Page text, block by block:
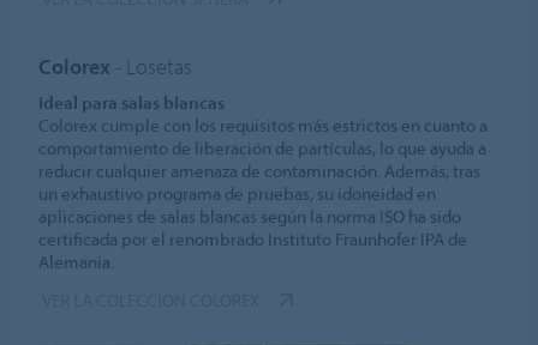
Colorex - Losetas
Ideal para salas blancas
Colorex cumple con los requisitos más estrictos en cuanto a
comportamiento de liberación de partículas, lo que ayuda a
reducir cualquier amenaza de contaminación. Además, tras
un exhaustivo programa de pruebas, su idoneidad en
aplicaciones de salas blancas según la norma ISO ha sido
certificada por el renombrado Instituto Fraunhofer IPA de
Alemania.